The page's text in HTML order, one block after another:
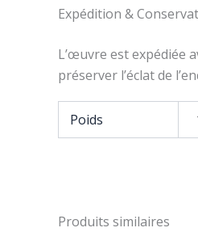
Expédition &
L’œuvre est expédiée
préserver l’éclat de
Poids
Produits similaires